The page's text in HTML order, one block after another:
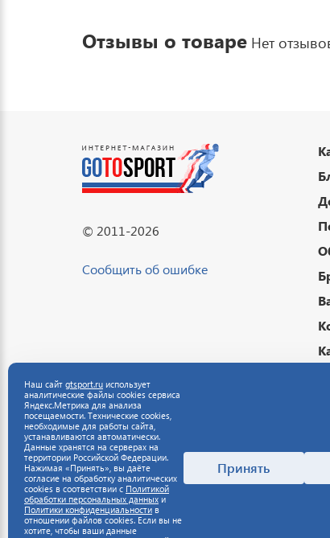
Отзывы о товаре Нет
© 2011-2026
Сообщить об ошибке
Наш сайт gtsport.ru использует
аналитические файлы cookies сервиса
Яндекс.Метрика для анализа
посещаемости. Технические cookies,
необходимые для работы сайта,
устанавливаются автоматически.
Данные хранятся на серверах на
территории Российской Федерации.
Нажимая «Принять», вы даёте
согласие на обработку аналитических
cookies в соответствии с Политикой
обработки персональных данных и
Политики конфиденциальности в
отношении файлов cookies. Если вы не
хотите, чтобы ваши данные
Принять